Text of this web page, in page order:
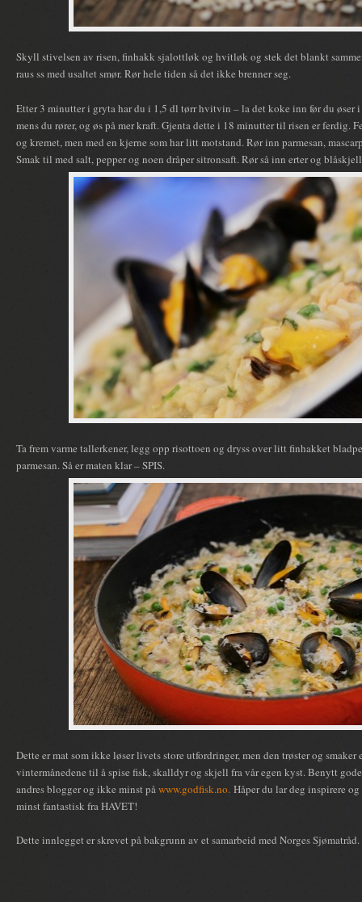
Skyll stivelsen av risen, finhakk sjalottløk og hvitløk og stek det blankt
raus ss med usaltet smør. Rør hele tiden så det ikke brenner seg.
Etter 3 minutter i gryta har du i 1,5 dl tørr hvitvin – la det koke inn før du øser
mens du rører, og øs på mer kraft. Gjenta dette i 18 minutter til risen er ferdig.
og kremet, men med en kjerne som har litt motstand. Rør inn parmesan,
Smak til med salt, pepper og noen dråper sitronsaft. Rør så inn erter og
Ta frem varme tallerkener, legg opp risottoen og dryss over litt finhakket
parmesan. Så er maten klar – SPIS.
Dette er mat som ikke løser livets store utfordringer, men den trøster og
vintermånedene til å spise fisk, skalldyr og skjell fra vår egen kyst. Benytt
andres blogger og ikke minst påwww.godfisk.no. Håper du lar deg inspirere
minst fantastisk fra HAVET!
Dette innlegget er skrevet på bakgrunn av et samarbeid med Norges Sjømatråd.